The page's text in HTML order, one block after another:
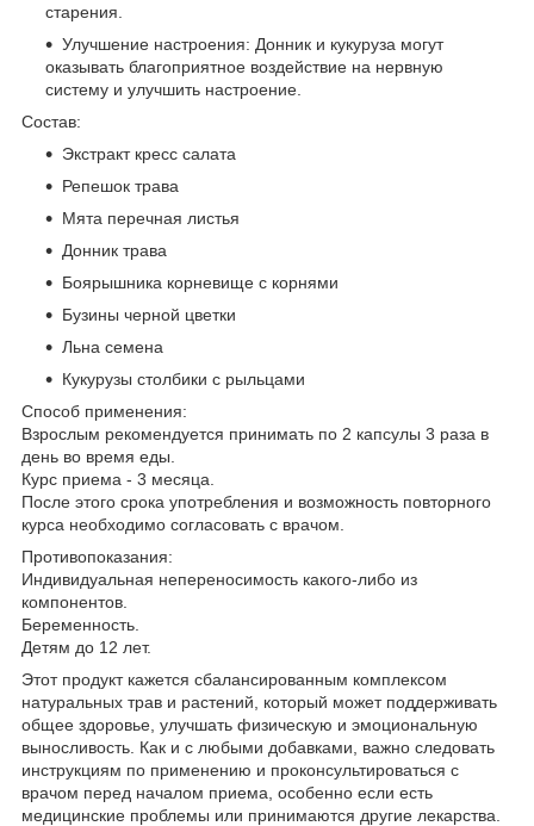
старения.
Улучшение настроения: Донник и кукуруза могут
оказывать благоприятное воздействие на нервную
систему и улучшить настроение.
Состав:
Экстракт кресс салата
Репешок трава
Мята перечная листья
Донник трава
Боярышника корневище с корнями
Бузины черной цветки
Льна семена
Кукурузы столбики с рыльцами
Способ применения:
Взрослым рекомендуется принимать по 2 капсулы 3 раза в
день во время еды.
Курс приема - 3 месяца.
После этого срока употребления и возможность повторного
курса необходимо согласовать с врачом.
Противопоказания:
Индивидуальная непереносимость какого-либо из
компонентов.
Беременность.
Детям до 12 лет.
Этот продукт кажется сбалансированным комплексом
натуральных трав и растений, который может поддерживать
общее здоровье, улучшать физическую и эмоциональную
выносливость. Как и с любыми добавками, важно следовать
инструкциям по применению и проконсультироваться с
врачом перед началом приема, особенно если есть
медицинские проблемы или принимаются другие лекарства.